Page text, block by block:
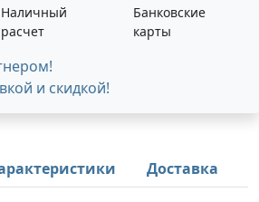
Наличный
расчет
Банковские
карты
и скидкой!
Доставка